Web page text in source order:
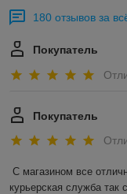
180 отзывов за
Покупатель
Покупатель
С магазином все
курьерская служба так